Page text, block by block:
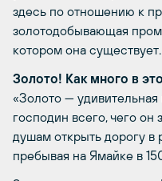
здесь по отношению к
золотодобывающая
котором она существует.
Золото! Как много в
«Золото —
господин всего, чего он
душам открыть дорогу в
пребывая на Ямайке в